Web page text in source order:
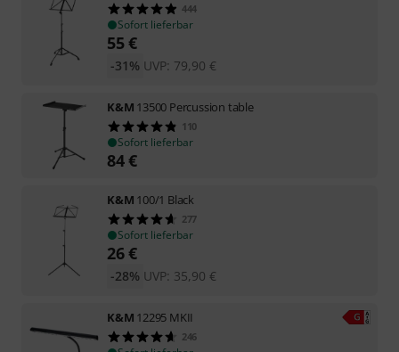
444
Sofort lieferbar
55€
UVP: 79,90 €
-31%
K&M 13500 Percussion table
110
Sofort lieferbar
84€
K&M 100/1 Black
277
Sofort lieferbar
26€
UVP: 35,90 €
-28%
K&M 12295 MKII
246